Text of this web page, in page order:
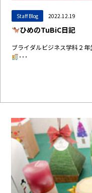
Staff Blog 2022.12.19
ひめのTuBiC日記
ブライダルビジネス学科２
･･･